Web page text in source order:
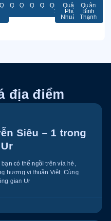
QuậnQuậnQuậnQuậnQuậnQuận
11
Quận
Phú
Nhuận
Quận
Bình
Thạnh
địa điểm
Siêu – 1 trong
có thể ngồi trên vỉa hè,
hương vị thuần Việt. Cùng
gian Ur